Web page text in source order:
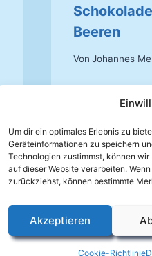
Um dir ein optimales Erlebnis zu
Geräteinformationen zu speichern
Technologien zustimmst, können
auf dieser Website verarbeiten.
zurückziehst, können bestimmte
Akzeptieren
Cookie-Richtlinie
Beeren
Von Johannes